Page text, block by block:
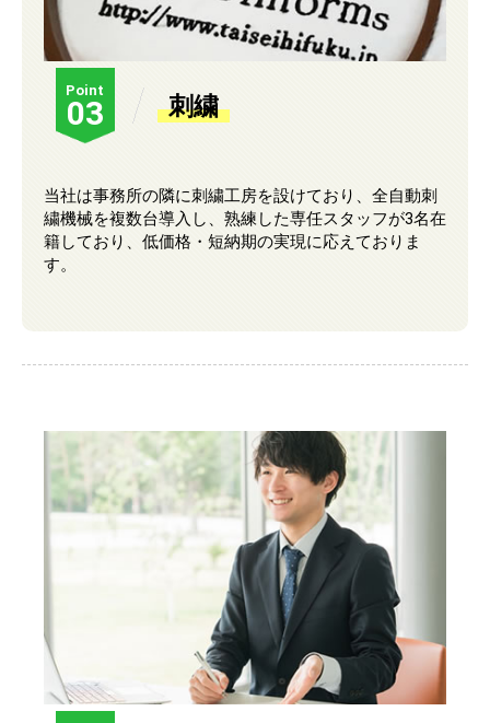
Point
03 刺繍
当社は事務所の隣に刺繍工房を設けており、全自動刺
繍機械を複数台導入し、熟練した専任スタッフが3名在
籍しており、低価格・短納期の実現に応えておりま
す。